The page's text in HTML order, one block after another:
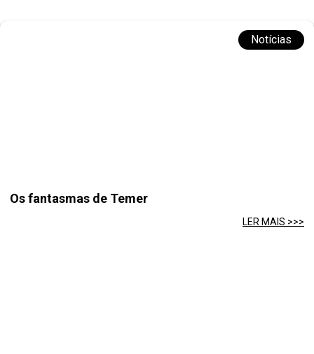
Notícias
Os fantasmas de Temer
LER MAIS >>>